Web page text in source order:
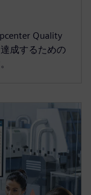
Quality
成するための